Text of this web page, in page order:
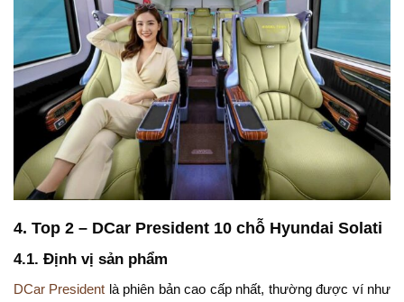
4. Top 2 – DCar President 10 chỗ Hyundai Solati
4.1. Định vị sản phẩm
DCar President là phiên bản cao cấp nhất, thường được ví như